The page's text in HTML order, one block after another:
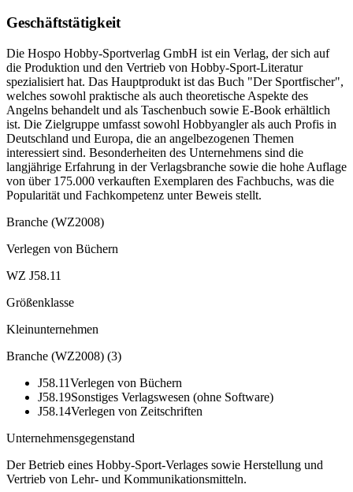
Geschäftstätigkeit
Die Hospo Hobby-Sportverlag GmbH ist ein Verlag, der sich auf
die Produktion und den Vertrieb von Hobby-Sport-Literatur
spezialisiert hat. Das Hauptprodukt ist das Buch "Der Sportfischer",
welches sowohl praktische als auch theoretische Aspekte des
Angelns behandelt und als Taschenbuch sowie E-Book erhältlich
ist. Die Zielgruppe umfasst sowohl Hobbyangler als auch Profis in
Deutschland und Europa, die an angelbezogenen Themen
interessiert sind. Besonderheiten des Unternehmens sind die
langjährige Erfahrung in der Verlagsbranche sowie die hohe Auflage
von über 175.000 verkauften Exemplaren des Fachbuchs, was die
Popularität und Fachkompetenz unter Beweis stellt.
Branche (WZ2008)
Verlegen von Büchern
WZ J58.11
Größenklasse
Kleinunternehmen
Branche (WZ2008) (3)
J58.11Verlegen von Büchern
J58.19Sonstiges Verlagswesen (ohne Software)
J58.14Verlegen von Zeitschriften
Unternehmensgegenstand
Der Betrieb eines Hobby-Sport-Verlages sowie Herstellung und
Vertrieb von Lehr- und Kommunikationsmitteln.